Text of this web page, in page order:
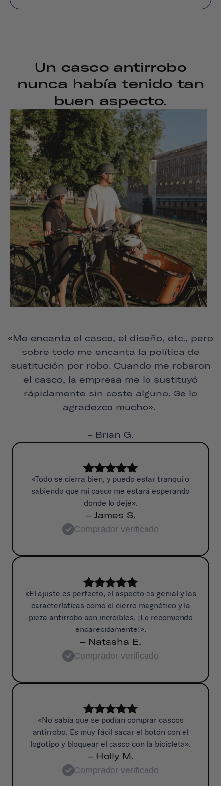
Un casco antirrobo
nunca había tenido tan
buen aspecto.
«Me encanta el casco, el diseño, etc., pero
sobre todo me encanta la política de
sustitución por robo. Cuando me robaron
el casco, la empresa me lo sustituyó
rápidamente sin coste alguno. Se lo
agradezco mucho».
- Brian G.
«Todo se cierra bien, y puedo estar tranquilo
sabiendo que mi casco me estará esperando
donde lo dejé».
– James S.
Comprador verificado
«El ajuste es perfecto, el aspecto es genial y las
características como el cierre magnético y la
pieza antirrobo son increíbles. ¡Lo recomiendo
encarecidamente!».
– Natasha E.
Comprador verificado
«No sabía que se podían comprar cascos
antirrobo. Es muy fácil sacar el botón con el
logotipo y bloquear el casco con la bicicleta».
– Holly M.
Comprador verificado